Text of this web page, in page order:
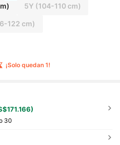
5Y (104-110 cm)
122 cm)
¡Solo quedan 1!
30